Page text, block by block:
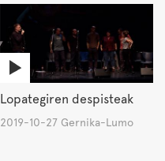
Lopategiren despisteak
2019-10-27 Gernika-Lumo